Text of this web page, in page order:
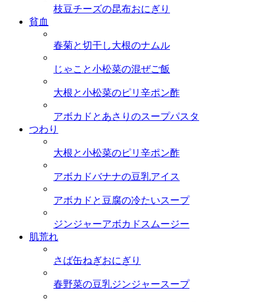
枝豆チーズの昆布おにぎり
貧血
春菊と切干し大根のナムル
じゃこと小松菜の混ぜご飯
大根と小松菜のピリ辛ポン酢
アボカドとあさりのスープパスタ
つわり
大根と小松菜のピリ辛ポン酢
アボカドバナナの豆乳アイス
アボカドと豆腐の冷たいスープ
ジンジャーアボカドスムージー
肌荒れ
さば缶ねぎおにぎり
春野菜の豆乳ジンジャースープ